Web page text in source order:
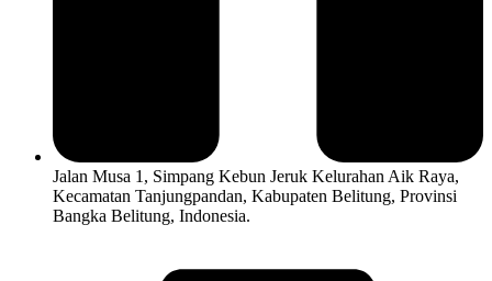
Jalan Musa 1, Simpang Kebun Jeruk Kelurahan Aik Raya,
Kecamatan Tanjungpandan, Kabupaten Belitung, Provinsi
Bangka Belitung, Indonesia.